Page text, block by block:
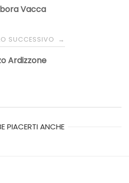
Vacca
SUCCESSIVO →
Ardizzone
PIACERTI ANCHE